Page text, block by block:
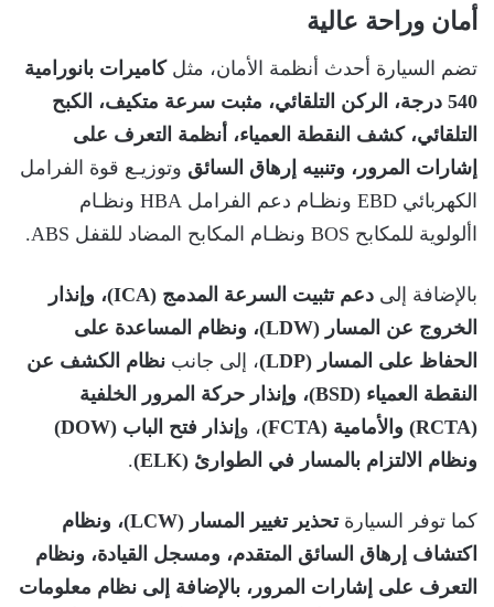
أمان وراحة عالية
تضم السيارة أحدث أنظمة الأمان، مثلكاميرات بانورامية
540 درجة، الركن التلقائي، مثبت سرعة متكيف، الكبح
التلقائي، كشف النقطة العمياء، أنظمة التعرف على
إشارات المرور، وتنبيه إرهاق السائق وتوزيـع قوة الفرامل
الكهربائي EBD ونظـام دعم الفرامل HBA ونظـام
األولوية للمكابح BOS ونظـام المكابح المضاد للقفل ABS.
بالإضافة إلى
دعم تثبيت السرعة المدمج (ICA)، وإنذار
الخروج عن المسار (LDW)، ونظام المساعدة على
الحفاظ على المسار (LDP)
، إلى جانب نظام الكشف عن
النقطة العمياء (BSD)، وإنذار حركة المرور الخلفية
(RCTA) والأمامية (FCTA)
، و
إنذار فتح الباب (DOW)
ونظام الالتزام بالمسار في الطوارئ (ELK)
.
كما توفر السيارة
تحذير تغيير المسار (LCW)، ونظام
اكتشاف إرهاق السائق المتقدم، ومسجل القيادة، ونظام
التعرف على إشارات المرور، بالإضافة إلى نظام معلومات